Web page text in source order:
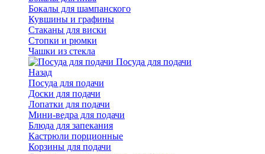
Бокалы для шампанского
Кувшины и графины
Стаканы для виски
Стопки и рюмки
Чашки из стекла
Посуда для подачи
Назад
Посуда для подачи
Доски для подачи
Лопатки для подачи
Мини-ведра для подачи
Блюда для запекания
Кастрюли порционные
Корзины для подачи